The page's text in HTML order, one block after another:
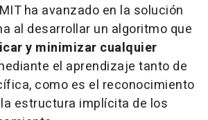
ha avanzado en la solución
al desarrollar un algoritmo que
y minimizar cualquier
el aprendizaje tanto de
como es el reconocimiento
estructura implícita de los